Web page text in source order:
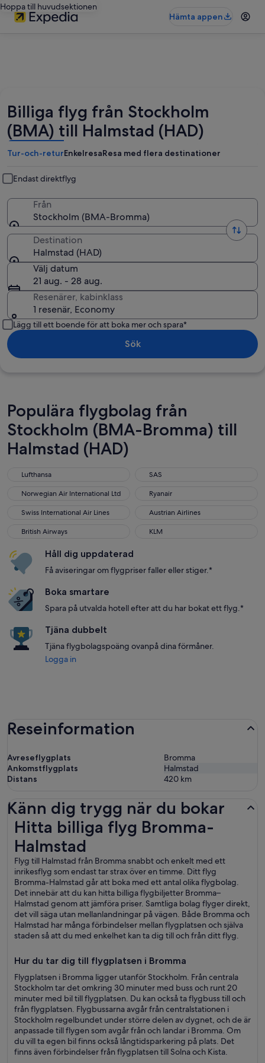
Hoppa till huvudsektionen
Hämta appen
Billiga flyg från Stockholm
(BMA) till Halmstad (HAD)
Tur-och-returEnkelresaResa med flera destinationer
Endast direktflyg
Från
Stockholm (BMA-Bromma)
Destination
Halmstad (HAD)
Välj datum
21 aug. - 28 aug.
Resenärer, kabinklass
1 resenär, Economy
Lägg till ett boende för att boka mer och spara*
Sök
Populära flygbolag från
Stockholm (BMA-Bromma) till
Halmstad (HAD)
Lufthansa
Lufthansa SAS
SAS
Norwegian Air International Ltd
Norwegian Air International Ltd Ryanair
Ryanair
Swiss International Air Lines
Swiss International Air Lines Austrian Airlines
Austrian Airlines
British Airways
British Airways KLM
KLM
Håll dig uppdaterad
Få aviseringar om flygpriser faller eller stiger.*
Boka smartare
Spara på utvalda hotell efter att du har bokat ett flyg.*
Tjäna dubbelt
Tjäna flygbolagspoäng ovanpå dina förmåner.
Logga in
Reseinformation
Avreseflygplats
Bromma
Ankomstflygplats
Halmstad
Distans
420 km
Känn dig trygg när du bokar
Hitta billiga flyg Bromma-
Halmstad
Flyg till Halmstad från Bromma snabbt och enkelt med ett
inrikesflyg som endast tar strax över en timme. Ditt flyg
Bromma-Halmstad går att boka med ett antal olika flygbolag.
Det innebär att du kan hitta billiga flygbiljetter Bromma–
Halmstad genom att jämföra priser. Samtliga bolag flyger direkt,
det vill säga utan mellanlandningar på vägen. Både Bromma och
Halmstad har många förbindelser mellan flygplatsen och själva
staden så att du med enkelhet kan ta dig till och från ditt flyg.
Hur du tar dig till flygplatsen i Bromma
Flygplatsen i Bromma ligger utanför Stockholm. Från centrala
Stockholm tar det omkring 30 minuter med buss och runt 20
minuter med bil till flygplatsen. Du kan också ta flygbuss till och
från flygplatsen. Flygbussarna avgår från centralstationen i
Stockholm regelbundet under större delen av dygnet, och de är
anpassade till flygen som avgår från och landar i Bromma. Om
du vill ta egen bil finns också långtidsparkering på plats. Det
finns även förbindelser från flygplatsen till Solna och Kista.
Hitta billiga flyg Bromma-Halmstad